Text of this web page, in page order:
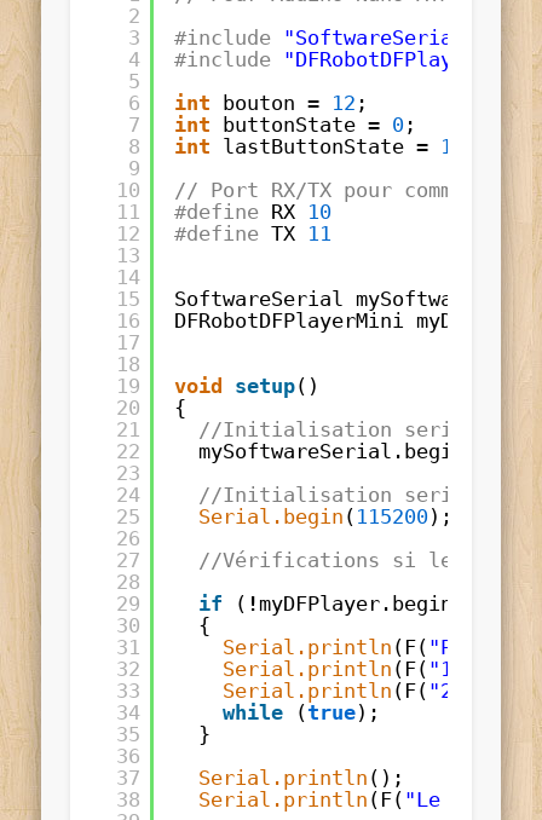
2
3
4
5
6
7
8
9
10
11
12
13
14
15
16
17
18
19
20
21
22
23
24
25
26
27
28
29
30
31
32
33
34
35
36
37
38
#include "SoftwareSerial.h"
#include
int
bouton = 12 ;
int
buttonState = 0 ;
int lastButtonState = 1
// Port RX/TX pour
#define RX 10
#define TX 11
SoftwareSerial
DFRobotDFPlayerMini
void setup()
{
//Initialisation serial
mySoftwareSerial.begin(
//Initialisation serial
Serial.begin ( 115200);
//Vérifications si le
if
( !
{
Serial.println (F(
Serial.println (F( "1.
Serial.println (F( "2.
while
(true);
}
Serial.println ();
Serial.println (F( "Le